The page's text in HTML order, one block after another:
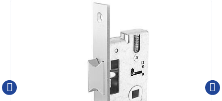
Elektrische vergrendeling
Kluizen